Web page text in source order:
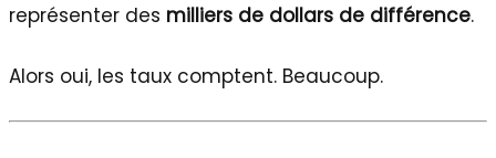
représenter des milliers de dollars de différence.
Alors oui, les taux comptent. Beaucoup.